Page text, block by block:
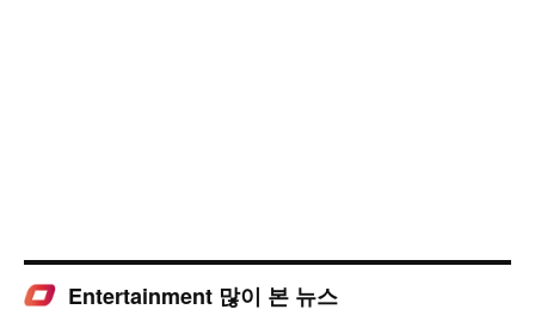
Entertainment 많이 본 뉴스